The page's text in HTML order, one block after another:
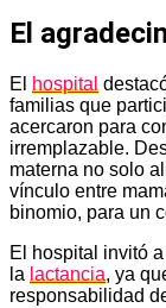
El
El hospital
familias que
acercaron para
irremplazable.
materna no solo
vínculo entre
binomio, para un
El hospital invitó
la lactancia, ya
responsabilidad